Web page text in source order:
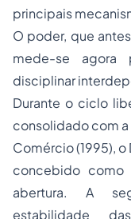
principais
O poder, que
mede-se agora
disciplinar
Durante o ciclo
consolidado com
Comércio (1995),
concebido como
abertura. A
estabilidade